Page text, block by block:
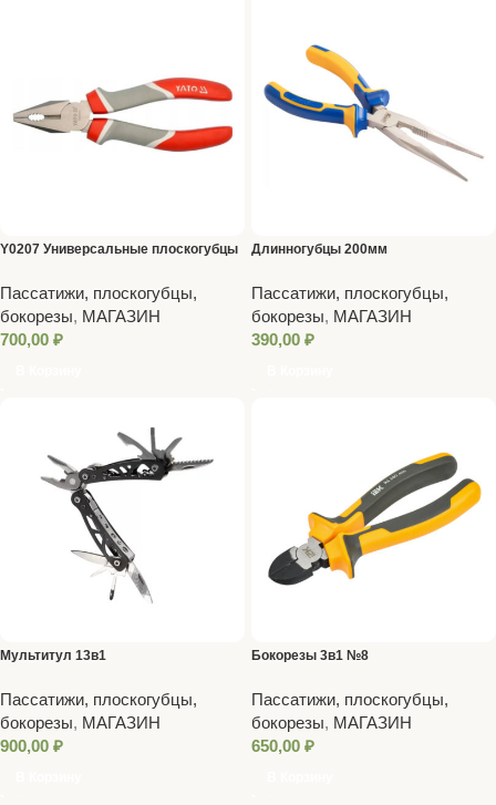
Y0207 Универсальные плоскогубцы
Пассатижи, плоскогубцы,
бокорезы, МАГАЗИН
700,00 ₽
Длинногубцы 200мм
Пассатижи, плоскогубцы,
бокорезы, МАГАЗИН
390,00 ₽
Мультитул 13в1
Пассатижи, плоскогубцы,
бокорезы, МАГАЗИН
900,00 ₽
Бокорезы 3в1 №8
Пассатижи, плоскогубцы,
бокорезы, МАГАЗИН
650,00 ₽